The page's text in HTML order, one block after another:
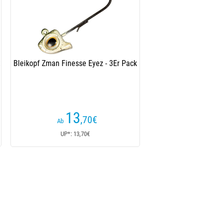
Bleikopf Zman Finesse Eyez - 3Er Pack
Ab 13,70€
UP*: 13,70€